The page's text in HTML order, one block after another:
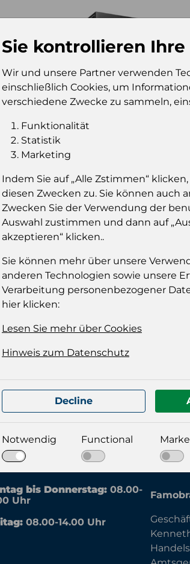
Coktails Flügel 5-pack 5% 0,325l
bis Donnerstag: 08.00-
Uhr
08.00-14.00 Uhr
Sie kontrollieren Ihre
Wir und unsere Partner verwenden
einschließlich Cookies, um
verschiedene Zwecke zu sammeln,
Funktionalität
Statistik
Marketing
Indem Sie auf „Alle Zstimmen“
diesen Zwecken zu. Sie können auch
Zwecken Sie der Verwendung der
Auswahl zustimmen und dann auf
akzeptieren“ klicken..
Sie können mehr über unsere
anderen Technologien sowie unsere
Verarbeitung personenbezogener
hier klicken:
Lesen Sie mehr über Cookies
Hinweis zum Datenschutz
Decline
Notwendig Functional